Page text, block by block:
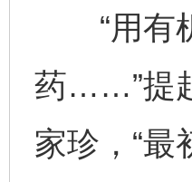
“用有机
药……”提
家珍，“最